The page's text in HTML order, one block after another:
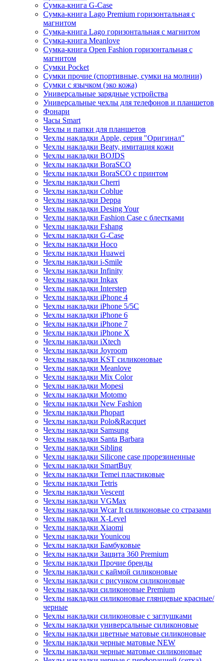
Сумка-книга G-Case
Сумка-книга Lago Premium горизонтальная с
магнитом
Сумка-книга Lago горизонтальная с магнитом
Сумка-книга Meanlove
Сумка-книга Open Fashion горизонтальная с
магнитом
Сумки Pocket
Сумки прочие (спортивные, сумки на молнии)
Сумки с язычком (эко кожа)
Универсальные зарядные устройства
Универсальные чехлы для телефонов и планшетов
Фонари
Часы Smart
Чехлы и папки для планшетов
Чехлы накладки Apple, серия "Оригинал"
Чехлы накладки Beaty, имитация кожи
Чехлы накладки BOJDS
Чехлы накладки BoraSCO
Чехлы накладки BoraSCO с принтом
Чехлы накладки Cherri
Чехлы накладки Coblue
Чехлы накладки Deppa
Чехлы накладки Desing Your
Чехлы накладки Fashion Case с блестками
Чехлы накладки Fshang
Чехлы накладки G-Case
Чехлы накладки Hoco
Чехлы накладки Huawei
Чехлы накладки i-Smile
Чехлы накладки Infinity
Чехлы накладки Inkax
Чехлы накладки Interstep
Чехлы накладки iPhone 4
Чехлы накладки iPhone 5/5С
Чехлы накладки iPhone 6
Чехлы накладки iPhone 7
Чехлы накладки iPhone X
Чехлы накладки iXtech
Чехлы накладки Joyroom
Чехлы накладки KST силиконовые
Чехлы накладки Meanlove
Чехлы накладки Mix Color
Чехлы накладки Mopesi
Чехлы накладки Motomo
Чехлы накладки New Fashion
Чехлы накладки Phopart
Чехлы накладки Polo&Racquet
Чехлы накладки Samsung
Чехлы накладки Santa Barbara
Чехлы накладки Sibling
Чехлы накладки Silicone case прорезиненные
Чехлы накладки SmartBuy
Чехлы накладки Temei пластиковые
Чехлы накладки Tetris
Чехлы накладки Vescent
Чехлы накладки VGMax
Чехлы накладки Wcar It силиконовые со стразами
Чехлы накладки X-Level
Чехлы накладки Xiaomi
Чехлы накладки Younicou
Чехлы накладки Бамбуковые
Чехлы накладки Защита 360 Premium
Чехлы накладки Прочие бренды
Чехлы накладки с каймой силиконовые
Чехлы накладки с рисунком силиконовые
Чехлы накладки силиконовые Premium
Чехлы накладки силиконовые глянцевые красные/
черные
Чехлы накладки силиконовые с заглушками
Чехлы накладки универсальные силиконовые
Чехлы накладки цветные матовые силиконовые
Чехлы накладки черные матовые NEW
Чехлы накладки черные матовые силиконовые